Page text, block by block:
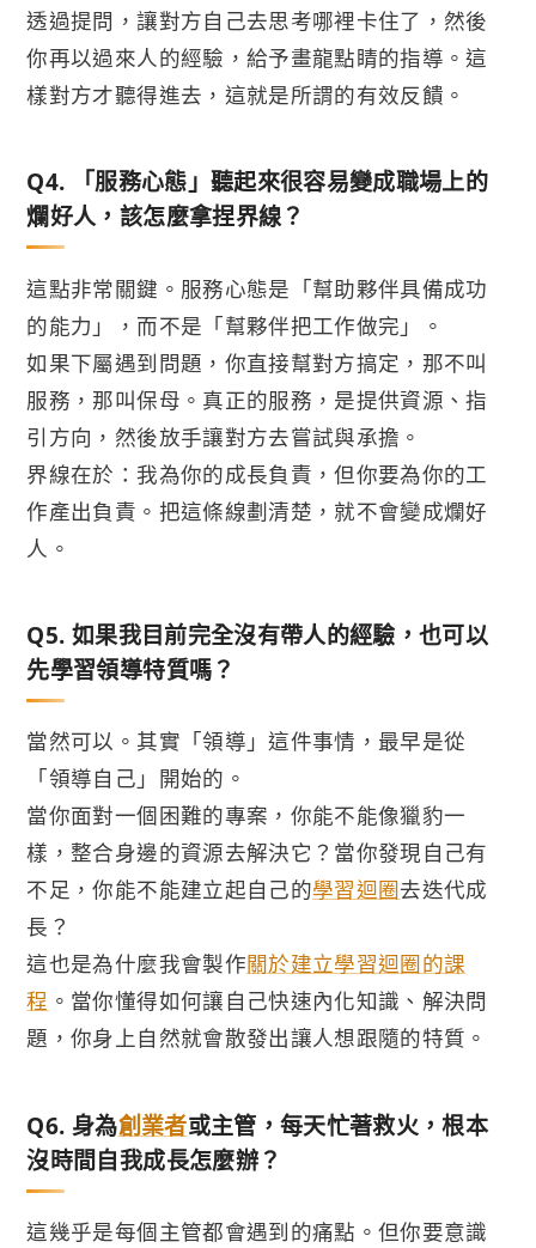
透過提問，讓對方自己去思考哪裡卡住了，然後
你再以過來人的經驗，給予畫龍點睛的指導。這
樣對方才聽得進去，這就是所謂的有效反饋。
Q4. 「服務心態」聽起來很容易變成職場上的
爛好人，該怎麼拿捏界線？
這點非常關鍵。服務心態是「幫助夥伴具備成功
的能力」，而不是「幫夥伴把工作做完」。
如果下屬遇到問題，你直接幫對方搞定，那不叫
服務，那叫保母。真正的服務，是提供資源、指
引方向，然後放手讓對方去嘗試與承擔。
界線在於：我為你的成長負責，但你要為你的工
作產出負責。把這條線劃清楚，就不會變成爛好
人。
Q5. 如果我目前完全沒有帶人的經驗，也可以
先學習領導特質嗎？
當然可以。其實「領導」這件事情，最早是從
「領導自己」開始的。
當你面對一個困難的專案，你能不能像獵豹一
樣，整合身邊的資源去解決它？當你發現自己有
不足，你能不能建立起自己的學習迴圈去迭代成
長？
這也是為什麼我會製作關於建立學習迴圈的課
程 。當你懂得如何讓自己快速內化知識、解決問
題，你身上自然就會散發出讓人想跟隨的特質。
Q6. 身為創業者或主管，每天忙著救火，根本
沒時間自我成長怎麼辦？
這幾乎是每個主管都會遇到的痛點。但你要意識